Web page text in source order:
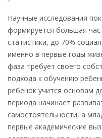
Научные исследования
формируется большая
статистики, до 70%
именно в первые годы
фаза требует своего
подхода к обучению
ребенок учится основам
периода начинает
самостоятельности, а
первые академические